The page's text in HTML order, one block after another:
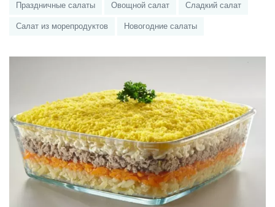
Праздничные салаты Овощной салат Сладкий салат
Салат из морепродуктов Новогодние салаты